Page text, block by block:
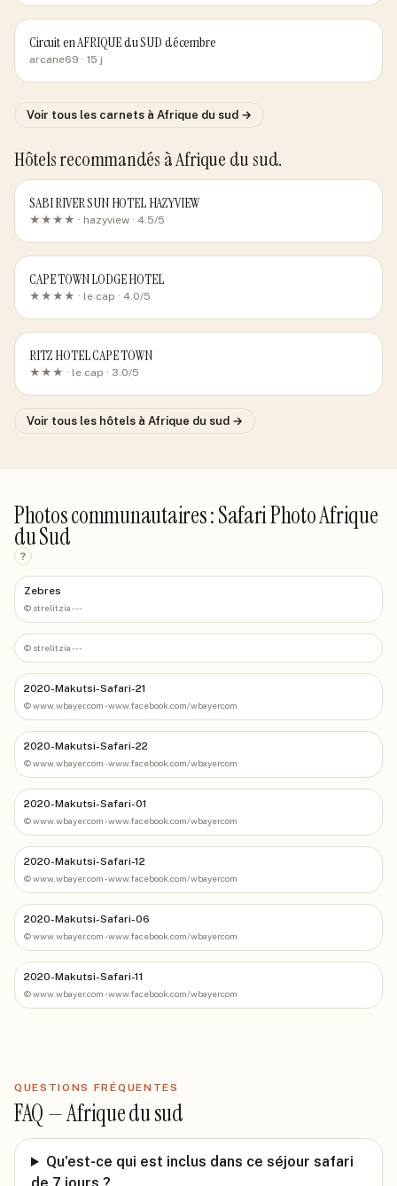
Circuit en AFRIQUE du SUD décembre
arcane69 · 15 j
Voir tous les carnets à Afrique du sud →
Hôtels recommandés à Afrique du sud.
SABI RIVER SUN HOTEL HAZYVIEW
★★★★ · hazyview · 4.5/5
CAPE TOWN LODGE HOTEL
★★★★ · le cap · 4.0/5
RITZ HOTEL CAPE TOWN
★★★ · le cap · 3.0/5
Voir tous les hôtels à Afrique du sud →
Photos communautaires : Safari Photo Afrique
du Sud
?
Zebres
© strelitzia ---
© strelitzia ---
2020-Makutsi-Safari-21
©www.wbayer.com - www.facebook.com/wbayercom
2020-Makutsi-Safari-22
©www.wbayer.com - www.facebook.com/wbayercom
2020-Makutsi-Safari-01
©www.wbayer.com - www.facebook.com/wbayercom
2020-Makutsi-Safari-12
©www.wbayer.com - www.facebook.com/wbayercom
2020-Makutsi-Safari-06
©www.wbayer.com - www.facebook.com/wbayercom
2020-Makutsi-Safari-11
©www.wbayer.com - www.facebook.com/wbayercom
QUESTIONS FRÉQUENTES
FAQ —Afrique du sud
Qu'est-ce qui est inclus dans ce séjour safari